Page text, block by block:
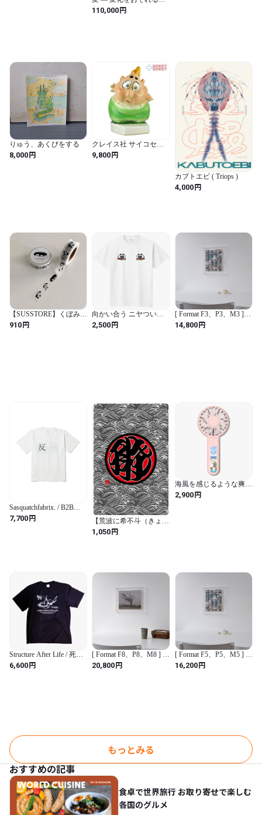
GOGO—
110,000円
りゅう、あくびをする
8,000円
クレイス社 サイコセラ
ミック 下を覗くおっさ
ん 1960年代 ジャパン ※
9,800円
カブトエビ ( Triops )
4,000円
【SUSSTORE】くぼみの
中のmeaoongたち
maskingtape
910円
向かい合う ニヤついた
パンダ
2,500円
[ Format F3、P3、M3 ]
【 prèdoux a 】 Un cadre
en acrylique transparent où
14,800円
Sasquatchfabrix. / B2B
Prints Track 13 - 14 Re :
The Inoue Brothers...
7,700円
【荒波に希不斗（きょう
と）】
1,050円
海風を感じるような爽や
かなデザイン
2,900円
Structure After Life / 死後
に残る構造
6,600円
[ Format F8、P8、M8 ]
【 prèdoux a 】 Un
cadre en acrylique
20,800円
[ Format F5、P5、M5 ]
【 prèdoux a 】 Un
cadre en acrylique
16,200円
もっとみる
おすすめの記事
食卓で世界旅行 お取り寄せで楽しむ
各国のグルメ